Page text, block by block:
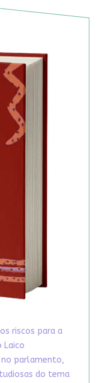
riscos para a
Laico
parlamento,
do tema